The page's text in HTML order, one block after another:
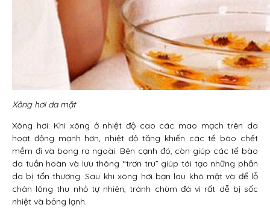
Xông hơi da mặt
Xông hơi: Khi xông ở nhiệt độ cao các mao mạch trên da
hoạt động mạnh hơn, nhiệt độ tăng khiến các tế bào chết
mềm đi và bong ra ngoài. Bên cạnh đó, còn giúp các tế bào
da tuần hoàn và lưu thông “trơn tru” giúp tái tạo những phần
da bị tổn thương. Sau khi xông hơi bạn lau khô mặt và để lỗ
chân lông thu nhỏ tự nhiên, tránh chùm đá vì rất dễ bị sốc
nhiệt và bỏng lạnh.